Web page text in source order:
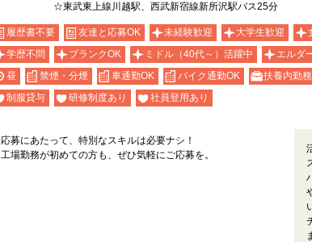
☆東武東上線川越駅、西武新宿線新所沢駅バス25分
履歴書不要 友達と応募OK 未経験歓迎 大学生歓迎
学歴不問
ブランクOK ミドル（40代～）活躍中 エルダ
昼
禁煙・分煙 車通勤OK バイク通勤OK 扶養内勤
制服貸与
研修制度あり 社員登用あり
応募にあたって、特別なスキルは必要ナシ！
工場勤務が初めての方も、ぜひ気軽にご応募を。